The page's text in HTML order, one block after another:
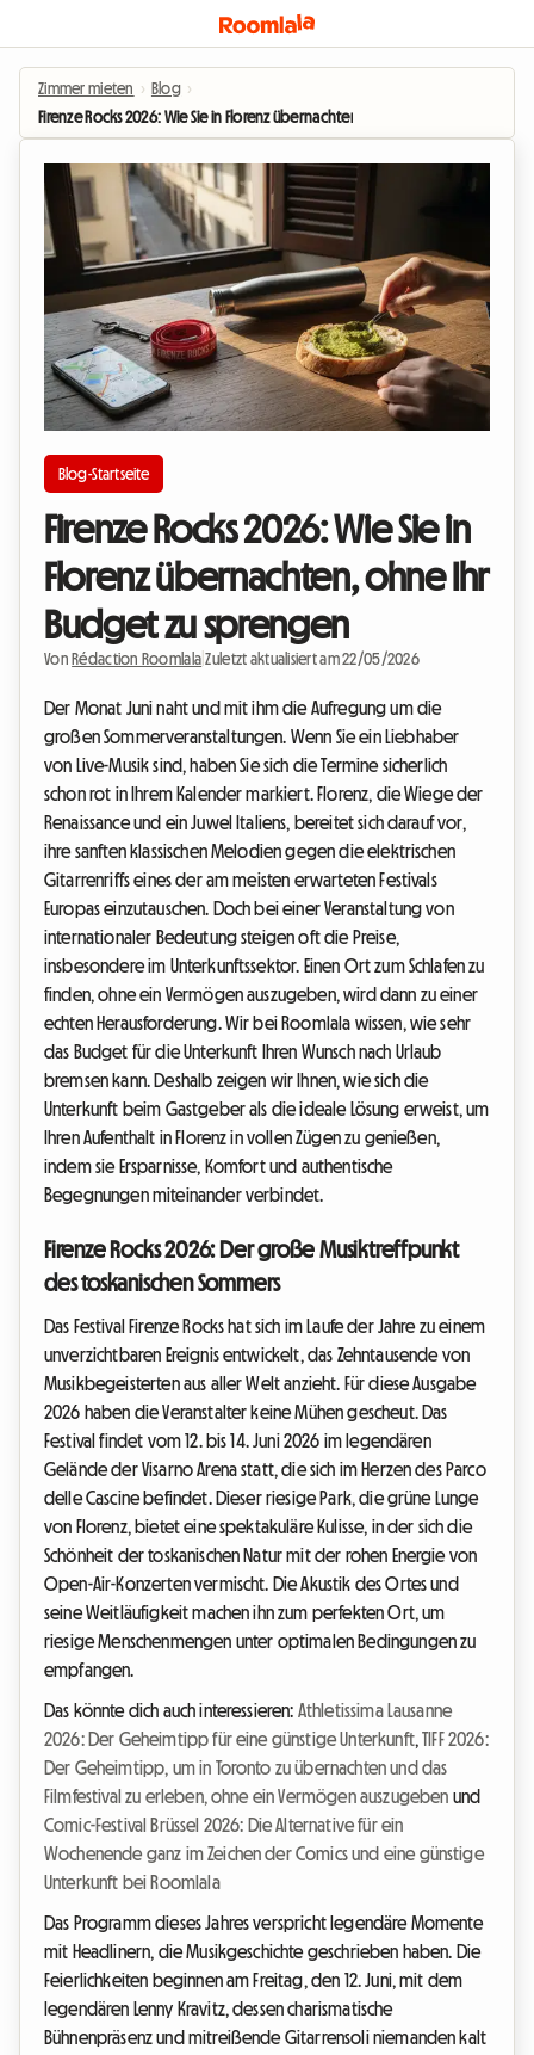
Zimmer mieten › Blog ›
Firenze Rocks 2026: Wie Sie in Florenz übernachten, ohne Ihr Budget zu
Blog-Startseite
Firenze Rocks 2026: Wie Sie in
Florenz übernachten, ohne Ihr
Budget zu sprengen
Von Rédaction Roomlala |Zuletzt aktualisiert am 22/05/2026
Der Monat Juni naht und mit ihm die Aufregung um die
großen Sommerveranstaltungen. Wenn Sie ein Liebhaber
von Live-Musik sind, haben Sie sich die Termine sicherlich
schon rot in Ihrem Kalender markiert. Florenz, die Wiege der
Renaissance und ein Juwel Italiens, bereitet sich darauf vor,
ihre sanften klassischen Melodien gegen die elektrischen
Gitarrenriffs eines der am meisten erwarteten Festivals
Europas einzutauschen. Doch bei einer Veranstaltung von
internationaler Bedeutung steigen oft die Preise,
insbesondere im Unterkunftssektor. Einen Ort zum Schlafen zu
finden, ohne ein Vermögen auszugeben, wird dann zu einer
echten Herausforderung. Wir bei Roomlala wissen, wie sehr
das Budget für die Unterkunft Ihren Wunsch nach Urlaub
bremsen kann. Deshalb zeigen wir Ihnen, wie sich die
Unterkunft beim Gastgeber als die ideale Lösung erweist, um
Ihren Aufenthalt in Florenz in vollen Zügen zu genießen,
indem sie Ersparnisse, Komfort und authentische
Begegnungen miteinander verbindet.
Firenze Rocks 2026: Der große Musiktreffpunkt
des toskanischen Sommers
Das Festival Firenze Rocks hat sich im Laufe der Jahre zu einem
unverzichtbaren Ereignis entwickelt, das Zehntausende von
Musikbegeisterten aus aller Welt anzieht. Für diese Ausgabe
2026 haben die Veranstalter keine Mühen gescheut. Das
Festival findet vom 12. bis 14. Juni 2026 im legendären
Gelände der Visarno Arena statt, die sich im Herzen des Parco
delle Cascine befindet. Dieser riesige Park, die grüne Lunge
von Florenz, bietet eine spektakuläre Kulisse, in der sich die
Schönheit der toskanischen Natur mit der rohen Energie von
Open-Air-Konzerten vermischt. Die Akustik des Ortes und
seine Weitläufigkeit machen ihn zum perfekten Ort, um
riesige Menschenmengen unter optimalen Bedingungen zu
empfangen.
Das könnte dich auch interessieren: Athletissima Lausanne
2026: Der Geheimtipp für eine günstige Unterkunft,TIFF 2026:
Der Geheimtipp, um in Toronto zu übernachten und das
Filmfestival zu erleben, ohne ein Vermögen auszugeben und
Comic-Festival Brüssel 2026: Die Alternative für ein
Wochenende ganz im Zeichen der Comics und eine günstige
Unterkunft bei Roomlala
Das Programm dieses Jahres verspricht legendäre Momente
mit Headlinern, die Musikgeschichte geschrieben haben. Die
Feierlichkeiten beginnen am Freitag, den 12. Juni, mit dem
legendären Lenny Kravitz, dessen charismatische
Bühnenpräsenz und mitreißende Gitarrensoli niemanden kalt